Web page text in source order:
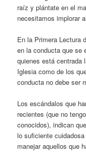
raíz y plántate en el
necesitamos implorar
En la Primera Lectura
en la conducta que se
quienes está centrada
Iglesia como de los
conducta no debe ser
Los escándalos que
recientes (que no
conocidos), indican
lo suficiente
manejar aquellos que